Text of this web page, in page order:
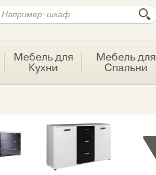
Мебель для
Кухни
Мебель для
Спальни